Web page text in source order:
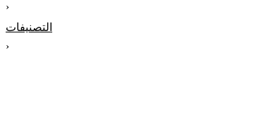
‹
التصنيفات
‹